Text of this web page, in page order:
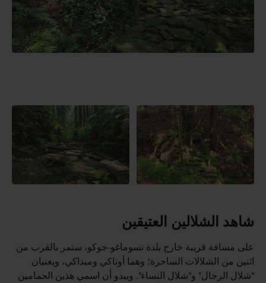
شاهد الشلالين العتيقين
على مسافة قريبة خارج بلدة تسوماغو-جوكو، ستمر بالقرب من
اثنين من الشلالات الساحرة؛ وهما أوتاكي وميداكي، ويعنيان
"شلال الرجال" و"شلال النساء". ويبدو أن اسمي هذين الحمامين